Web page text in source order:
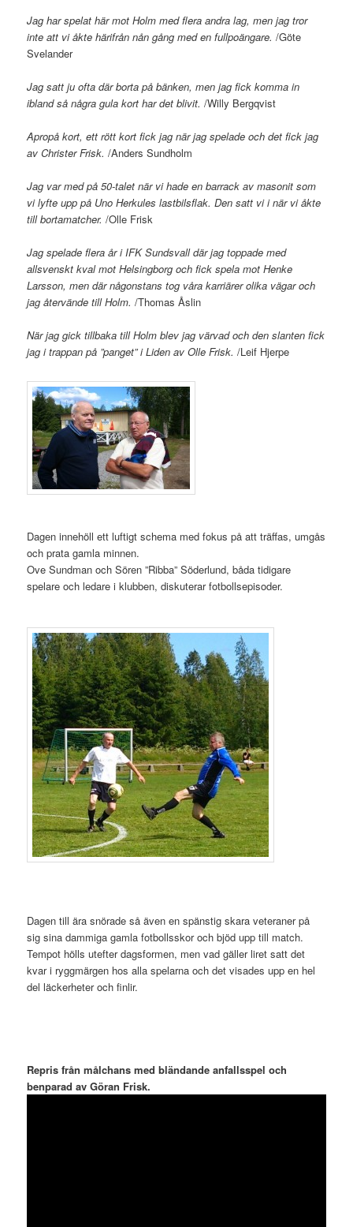
Jag har spelat här mot Holm med flera andra lag, men jag tror
inte att vi åkte härifrån nån gång med en fullpoängare. /Göte
Svelander
Jag satt ju ofta där borta på bänken, men jag fick komma in
ibland så några gula kort har det blivit. /Willy Bergqvist
Apropå kort, ett rött kort fick jag när jag spelade och det fick jag
av Christer Frisk. /Anders Sundholm
Jag var med på 50-talet när vi hade en barrack av masonit som
vi lyfte upp på Uno Herkules lastbilsflak. Den satt vi i när vi åkte
till bortamatcher. /Olle Frisk
Jag spelade flera år i IFK Sundsvall där jag toppade med
allsvenskt kval mot Helsingborg och fick spela mot Henke
Larsson, men där någonstans tog våra karriärer olika vägar och
jag återvände till Holm. /Thomas Åslin
När jag gick tillbaka till Holm blev jag värvad och den slanten fick
jag i trappan på ”panget” i Liden av Olle Frisk. /Leif Hjerpe
Dagen innehöll ett luftigt schema med fokus på att träffas, umgås
och prata gamla minnen.
Ove Sundman och Sören ”Ribba” Söderlund, båda tidigare
spelare och ledare i klubben, diskuterar fotbollsepisoder.
Dagen till ära snörade så även en spänstig skara veteraner på
sig sina dammiga gamla fotbollsskor och bjöd upp till match.
Tempot hölls utefter dagsformen, men vad gäller liret satt det
kvar i ryggmärgen hos alla spelarna och det visades upp en hel
del läckerheter och finlir.
Repris från målchans med bländande anfallsspel och
benparad av Göran Frisk.